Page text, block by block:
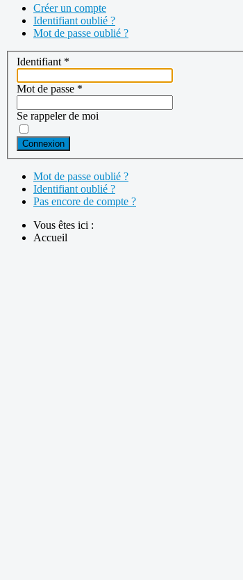
Créer un compte
Identifiant oublié ?
Mot de passe oublié ?
Identifiant*
Mot de passe *
Se rappeler de moi
Connexion
Mot de passe oublié ?
Identifiant oublié ?
Pas encore de compte ?
Vous êtes ici :
Accueil